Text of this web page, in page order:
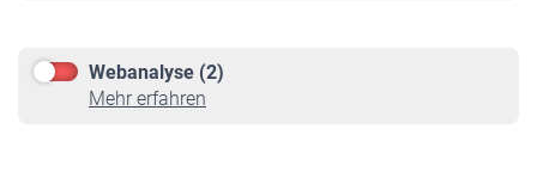
Webanalyse (2)
Mehr erfahren
Online-Rechner
VBLnewsletter